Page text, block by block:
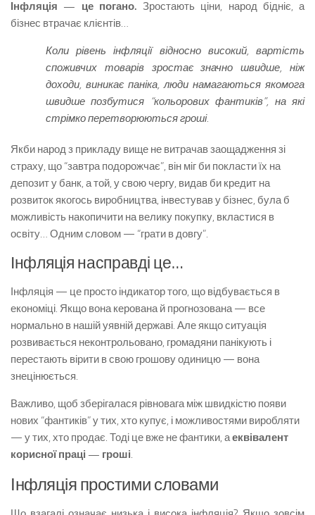
Інфляція — це погано. Зростають ціни, народ бідніє, а
бізнес втрачає клієнтів…
Коли рівень інфляції відносно високий, вартість
споживчих товарів зростає значно швидше, ніж
доходи, виникає паніка, люди намагаються якомога
швидше позбутися “кольорових фантиків”, на які
стрімко перетворюються гроші.
Якби народ з прикладу вище не витрачав заощадження зі
страху, що “завтра подорожчає”, він міг би покласти їх на
депозит у банк, а той, у свою чергу, видав би кредит на
розвиток якогось виробництва, інвестував у бізнес, була б
можливість накопичити на велику покупку, вкластися в
освіту… Одним словом — “грати в довгу”.
Інфляція насправді це…
Інфляція — це просто індикатор того, що відбувається в
економіці. Якщо вона керована й прогнозована — все
нормально в нашій уявній державі. Але якщо ситуація
розвивається неконтрольовано, громадяни панікують і
перестають вірити в свою грошову одиницю — вона
знецінюється.
Важливо, щоб зберігалася рівновага між швидкістю появи
нових “фантиків” у тих, хто купує, і можливостями виробляти
— у тих, хто продає. Тоді це вже не фантики, аеквівалент
корисної праці — гроші.
Інфляція простими словами